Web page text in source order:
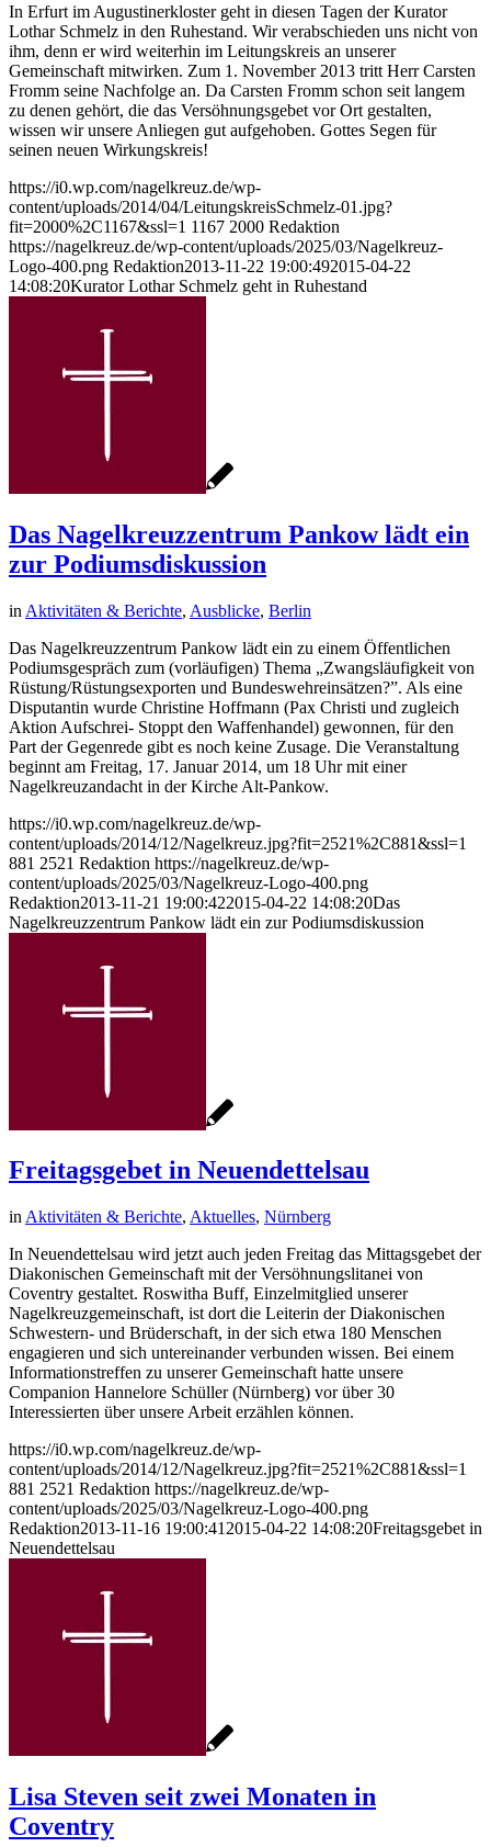
In Erfurt im Augustinerkloster geht in diesen Tagen der Kurator
Lothar Schmelz in den Ruhestand. Wir verabschieden uns nicht von
ihm, denn er wird weiterhin im Leitungskreis an unserer
Gemeinschaft mitwirken. Zum 1. November 2013 tritt Herr Carsten
Fromm seine Nachfolge an. Da Carsten Fromm schon seit langem
zu denen gehört, die das Versöhnungsgebet vor Ort gestalten,
wissen wir unsere Anliegen gut aufgehoben. Gottes Segen für
seinen neuen Wirkungskreis!
https://i0.wp.com/nagelkreuz.de/wp-
content/uploads/2014/04/LeitungskreisSchmelz-01.jpg?
fit=2000%2C1167&ssl=1 1167 2000 Redaktion
https://nagelkreuz.de/wp-content/uploads/2025/03/Nagelkreuz-
Logo-400.png Redaktion2013-11-22 19:00:492015-04-22
14:08:20Kurator Lothar Schmelz geht in Ruhestand
Das Nagelkreuzzentrum Pankow lädt ein
zur Podiumsdiskussion
in Aktivitäten & Berichte, Ausblicke, Berlin
Das Nagelkreuzzentrum Pankow lädt ein zu einem Öffentlichen
Podiumsgespräch zum (vorläufigen) Thema „Zwangsläufigkeit von
Rüstung/Rüstungsexporten und Bundeswehreinsätzen?”. Als eine
Disputantin wurde Christine Hoffmann (Pax Christi und zugleich
Aktion Aufschrei- Stoppt den Waffenhandel) gewonnen, für den
Part der Gegenrede gibt es noch keine Zusage. Die Veranstaltung
beginnt am Freitag, 17. Januar 2014, um 18 Uhr mit einer
Nagelkreuzandacht in der Kirche Alt-Pankow.
https://i0.wp.com/nagelkreuz.de/wp-
content/uploads/2014/12/Nagelkreuz.jpg?fit=2521%2C881&ssl=1
881 2521 Redaktion https://nagelkreuz.de/wp-
content/uploads/2025/03/Nagelkreuz-Logo-400.png
Redaktion2013-11-21 19:00:422015-04-22 14:08:20Das
Nagelkreuzzentrum Pankow lädt ein zur Podiumsdiskussion
Freitagsgebet in Neuendettelsau
in Aktivitäten & Berichte, Aktuelles, Nürnberg
In Neuendettelsau wird jetzt auch jeden Freitag das Mittagsgebet der
Diakonischen Gemeinschaft mit der Versöhnungslitanei von
Coventry gestaltet. Roswitha Buff, Einzelmitglied unserer
Nagelkreuzgemeinschaft, ist dort die Leiterin der Diakonischen
Schwestern- und Brüderschaft, in der sich etwa 180 Menschen
engagieren und sich untereinander verbunden wissen. Bei einem
Informationstreffen zu unserer Gemeinschaft hatte unsere
Companion Hannelore Schüller (Nürnberg) vor über 30
Interessierten über unsere Arbeit erzählen können.
https://i0.wp.com/nagelkreuz.de/wp-
content/uploads/2014/12/Nagelkreuz.jpg?fit=2521%2C881&ssl=1
881 2521 Redaktion https://nagelkreuz.de/wp-
content/uploads/2025/03/Nagelkreuz-Logo-400.png
Redaktion2013-11-16 19:00:41 2015-04-22 14:08:20Freitagsgebet in
Neuendettelsau
Lisa Steven seit zwei Monaten in
Coventry